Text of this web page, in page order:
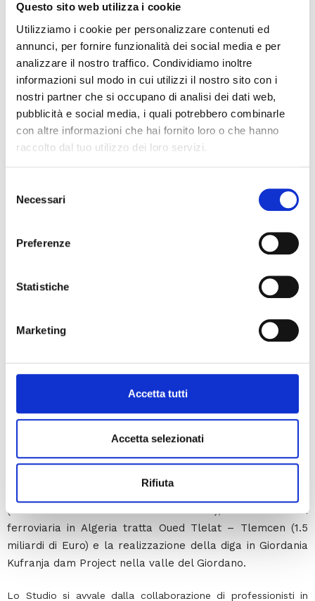
Questo sito web utilizza i cookie
Utilizziamo i cookie per personalizzare contenuti ed
annunci, per fornire funzionalità dei social media e per
analizzare il nostro traffico. Condividiamo inoltre
informazioni sul modo in cui utilizzi il nostro sito con i
nostri partner che si occupano di analisi dei dati web,
pubblicità e social media, i quali potrebbero combinarle
con altre informazioni che hai fornito loro o che hanno
raccolto dal tuo utilizzo dei loro servizi.
delNecessari
Preferenze
Statistiche
Marketing
Accetta tutti
Accetta selezionati
Rifiuta
SETTORE ESTRATTIVO CAVE E
PIANIFICAZIONI TERRITORIALI
Lo Studio è nato nel 2018, per iniziativa dell’ing. Luca De
Angelis, dopo 20 anni trascorsi in società del settore delle
costruzioni dove ha seguito e collaborato in importanti
(commessa da 7.5 miliardi di Euro), l’Alta Velocità
ferroviaria in Algeria tratta Oued Tlelat – Tlemcen (1.5
miliardi di Euro) e la realizzazione della diga in Giordania
Kufranja dam Project nella valle del Giordano.
Lo Studio si avvale dalla collaborazione di professionisti in